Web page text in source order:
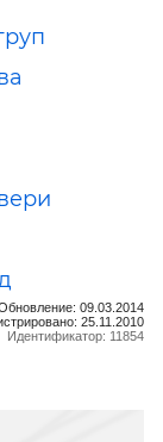
09.03.2014
25.11.2010
Идентификатор: 11854